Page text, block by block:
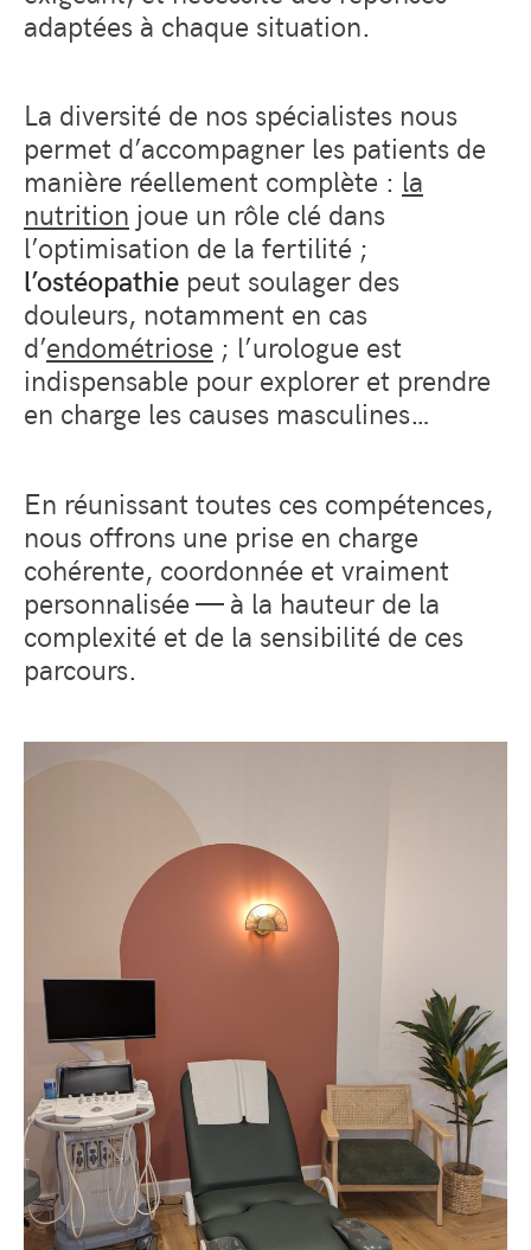
adaptées à chaque situation.
La diversité de nos spécialistes nous
permet d’accompagner les patients de
manière réellement complète : la
nutrition joue un rôle clé dans
l’optimisation de la fertilité ;
l’ostéopathie peut soulager des
douleurs, notamment en cas
d’endométriose ; l’urologue est
indispensable pour explorer et prendre
en charge les causes masculines…
En réunissant toutes ces compétences,
nous offrons une prise en charge
cohérente, coordonnée et vraiment
personnalisée — à la hauteur de la
complexité et de la sensibilité de ces
parcours.